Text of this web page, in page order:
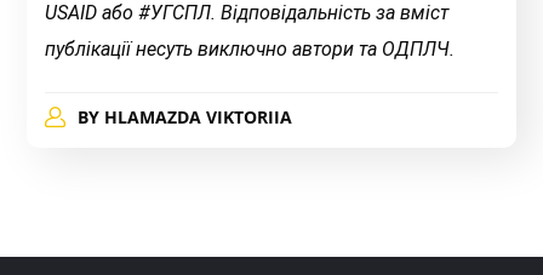
USAID або #УГСПЛ. Відповідальність за вміст
публікації несуть виключно автори та ОДПЛЧ.
BY HLAMAZDA VIKTORIIA